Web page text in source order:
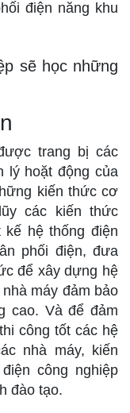
điện năng khu
sẽ học những
trang bị các
lý hoặt động của
kiến thức cơ
các kiến thức
kế hệ thống điện
phối điện, đưa
để xây dựng hệ
máy đảm bảo
cao. Và để đảm
công tốt các hệ
nhà máy, kiến
công nghiệp
đào tạo.